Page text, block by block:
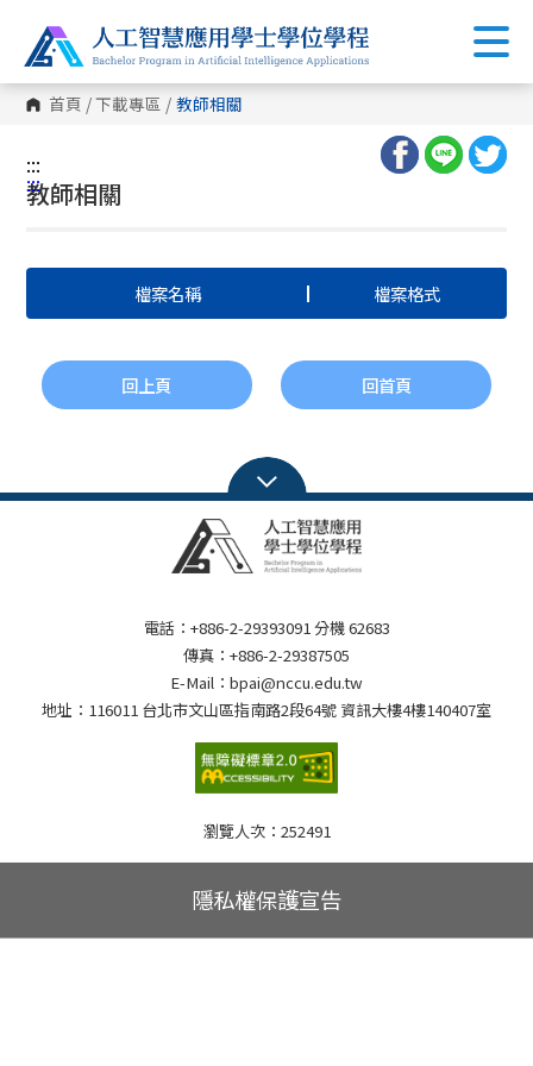
首頁 /下載專區 / 教師相關
:::
:::
教師相關
檔案名稱 檔案格式
回上頁 回首頁
電話：+886-2-29393091 分機 62683
傳真：+886-2-29387505
E-Mail：bpai@nccu.edu.tw
地址：116011 台北市文山區指南路2段64號 資訊大樓4樓140407室
瀏覽人次： 252491
隱私權保護宣告